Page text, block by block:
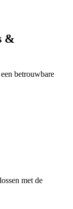
&
betrouwbare
met de